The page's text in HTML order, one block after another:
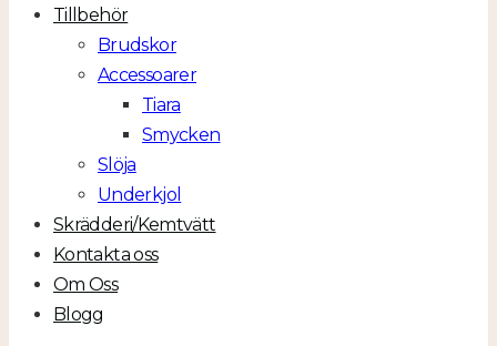
Tillbehör
Brudskor
Accessoarer
Tiara
Smycken
Slöja
Underkjol
Skrädderi/Kemtvätt
Kontakta oss
Om Oss
Blogg